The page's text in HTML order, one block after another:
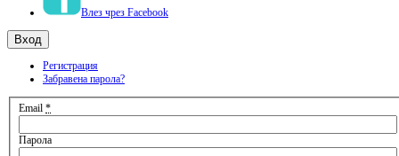
Влез чрез Facebook
Регистрация
Забравена парола?
Email *
Парола